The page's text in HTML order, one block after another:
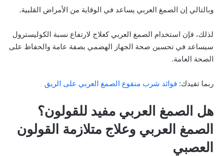
وبالتالي إن الصمغ العربي يساعد في الوقاية من الأمراض القلبية.
لذلك، فإن استخدام الصمغ العربي كعلاج لارتفاع نسبة الكوليسترول
سيساعد في تحسين صحة الجهاز الهضمي بصفة عامة والحفاظ على
الصحة العامة.
ربما تفيدك: فوائد شرب منقوع الصمغ العربي على الريق
هل الصمغ العربي مفيد للقولون؟
الصمغ العربي وعلاج متلازمة القولون
العصبي